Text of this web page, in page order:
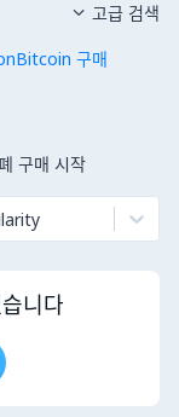
구매
 고급 검색
구매 시작
니다